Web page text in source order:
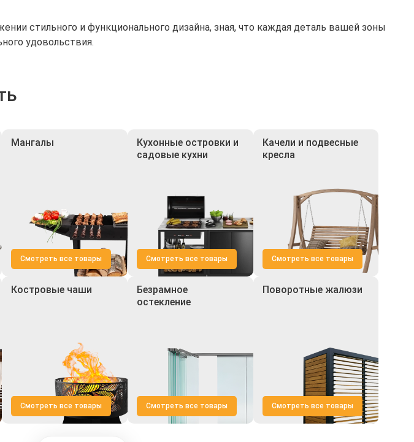
стильного и функционального дизайна, зная, что каждая деталь вашей зоны
удовольствия.
Мангалы
Смотреть все товары
Кухонные островки и
садовые кухни
Смотреть все товары
Качели и подвесные
кресла
Смотреть все товары
Костровые чаши
Смотреть все товары
Безрамное
остекление
Смотреть все товары
Поворотные жалюзи
Смотреть все товары